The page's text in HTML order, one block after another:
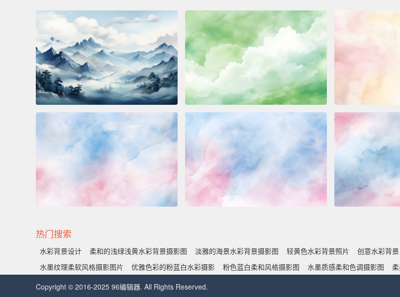
热门搜索
水彩背景设计 柔和的浅绿浅黄水彩背景摄影图 淡雅的海景水彩背景摄影图 轻黄色水彩背景照片 创意水彩背景
水墨纹理柔软风格摄影图片
优雅色彩的粉蓝白水彩摄影 粉色蓝白柔和风格摄影图 水墨质感柔和色调摄影图
Copyright © 2016-2025 96编辑器. All Rights Reserved.